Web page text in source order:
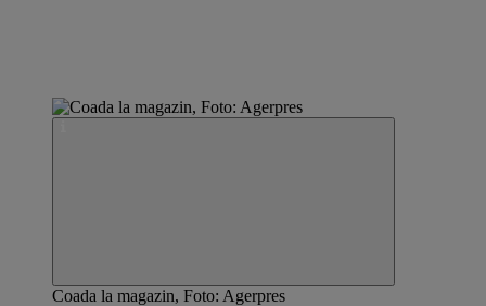
Coada la magazin, Foto: Agerpres